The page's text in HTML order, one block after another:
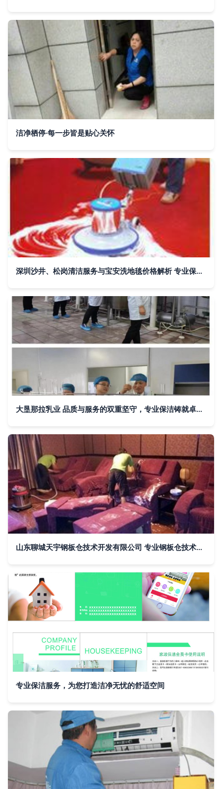
洁净栖停·每一步皆是贴心关怀
深圳沙井、松岗清洁服务与宝安洗地毯价格解析 专业保洁公司推荐
大垦那拉乳业 品质与服务的双重坚守，专业保洁铸就卓越品牌
山东聊城天宇钢板仓技术开发有限公司 专业钢板仓技术解决方案与服务
专业保洁服务，为您打造洁净无忧的舒适空间